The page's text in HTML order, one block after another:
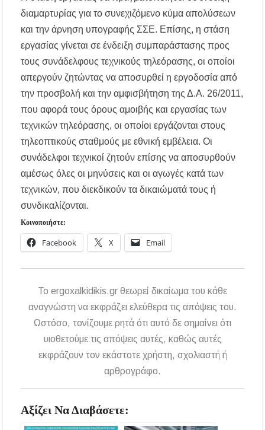
διαμαρτυρίας για το συνεχιζόμενο κύμα απολύσεων
και την άρνηση υπογραφής ΣΣΕ. Επίσης, η στάση
εργασίας γίνεται σε ένδειξη συμπαράστασης προς
τους συνάδελφους τεχνικούς τηλεόρασης, οι οποίοι
απεργούν ζητώντας να αποσυρθεί η εργοδοσία από
την προσβολή και την αμφισβήτηση της Δ.Α. 26/2011,
που αφορά τους όρους αμοιβής και εργασίας των
τεχνικών τηλεόρασης, οι οποίοι εργάζονται στους
τηλεοπτικούς σταθμούς με εθνική εμβέλεια. Οι
συνάδελφοι τεχνικοί ζητούν επίσης να αποσυρθούν
αμέσως όλες οι μηνύσεις και οι αγωγές κατά των
τεχνικών, που διεκδικούν τα δικαιώματά τους ή
συνδικαλίζονται.
Κοινοποιήστε:
Facebook X Email
To ergoxalkidikis.gr θεωρεί δικαίωμα του κάθε
αναγνώστη να εκφράζει ελεύθερα τις απόψεις του.
Ωστόσο, τονίζουμε ρητά ότι αυτό δε σημαίνει ότι
υιοθετούμε τις απόψεις αυτές, καθώς αυτές
εκφράζουν τον εκάστοτε χρήστη, σχολιαστή ή
αρθρογράφο.
Αξίζει Να Διαβάσετε: